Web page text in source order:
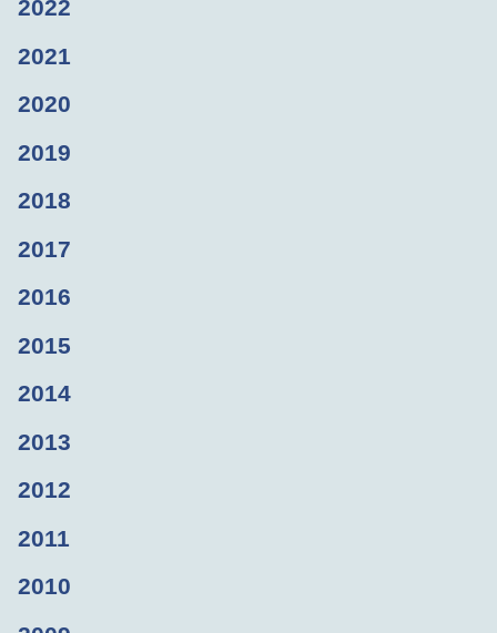
2022
2021
2020
2019
2018
2017
2016
2015
2014
2013
2012
2011
2010